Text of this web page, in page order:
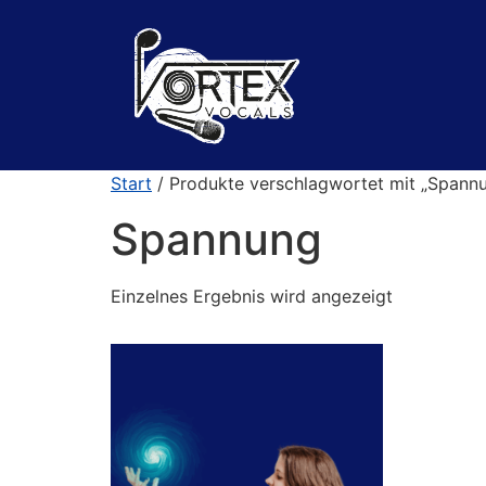
Start / Produkte verschlagwortet mit
Spannung
Einzelnes Ergebnis wird angezeigt